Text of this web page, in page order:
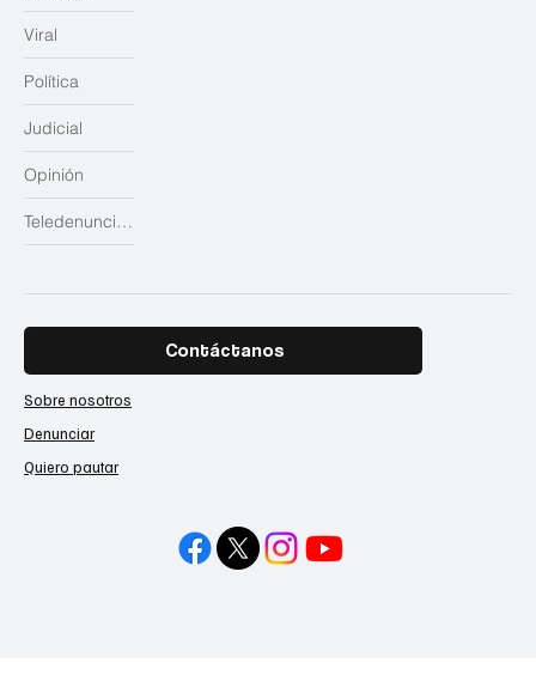
Judicial
Opinión
Teledenuncias
Viral
Política
Contáctanos
Sobre nosotros
Denunciar
Quiero pautar